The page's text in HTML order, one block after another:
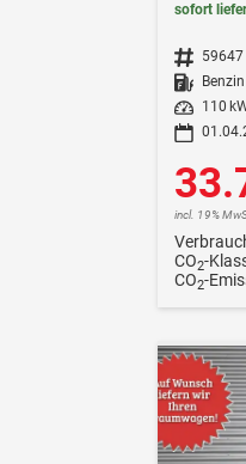
sofort
Fahrzeugnr. 59647
Kraftstoff
Benzin
Leistung
110
incl. 19%
CO2-
CO2-